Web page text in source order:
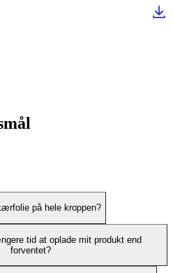
på hele kroppen?
tid at oplade mit produkt end
forventet?